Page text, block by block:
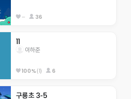
-- 36
11
이하준
100%(1) 6
구룡초 3-5